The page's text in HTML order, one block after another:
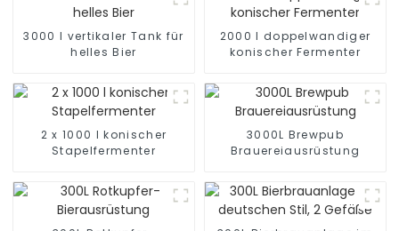
3000 l vertikaler Tank für
helles Bier
2000 l doppelwandiger
konischer Fermenter
2 x 1000 l konischer
Stapelfermenter
3000L Brewpub
Brauereiausrüstung